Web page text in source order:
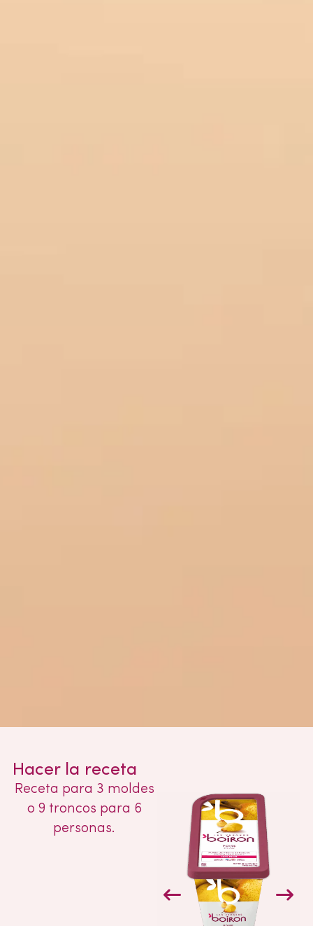
Hacer la receta
Receta para 3 moldes
o 9 troncos para 6
personas.